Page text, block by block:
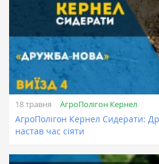
18 травня АгроПолігон Кернел
АгроПолігон Кернел Сидерати:
настав час сіяти